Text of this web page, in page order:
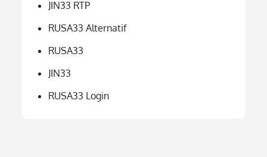
JIN33 RTP
RUSA33 Alternatif
RUSA33
JIN33
RUSA33 Login